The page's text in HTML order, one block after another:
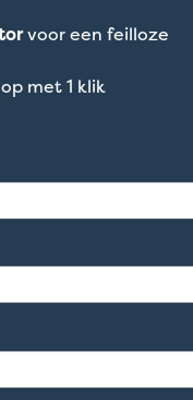
voor een feilloze
op met 1 klik